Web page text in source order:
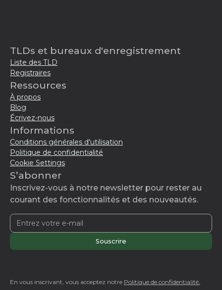
TLDs et bureaux d'enregistrement
Liste des TLD
Registraires
Ressources
À propos
Blog
Écrivez-nous
Informations
Conditions générales d'utilisation
Politique de confidentialité
Cookie Settings
S’abonner
Inscrivez-vous à notre newsletter pour rester au
courant des fonctionnalités et des nouveautés.
En vous inscrivant, vous acceptez notre Politique de confidentialité.